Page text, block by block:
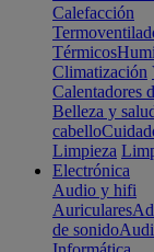
Calefacción
Térmicos
Climatización
Calentadores
Belleza y
cabello
Limpieza
Electrónica
Audio y hifi
Auriculares
de sonido